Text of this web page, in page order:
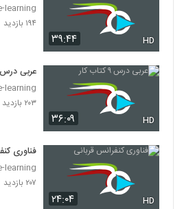
۳۹:۴۴ HD
learning
۱۹۴ بازدید
۳۶:۰۹ HD
عربی درس ۹ کتاب کار
learning
۲۰۳ بازدید
۲۴:۰۴ HD
فناوری
learning
۲۰۷ بازدید